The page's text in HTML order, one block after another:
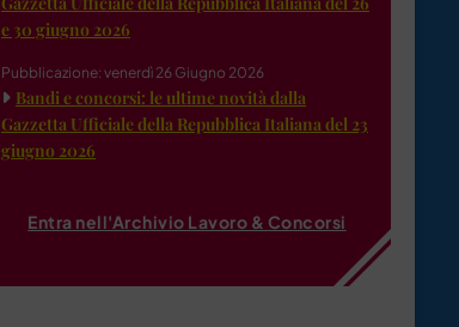
e 30 giugno 2026
Pubblicazione: venerdì 26 Giugno 2026
Bandi e concorsi: le ultime novità dalla
Gazzetta Ufficiale della Repubblica Italiana del 23
giugno 2026
Entra nell'Archivio Lavoro & Concorsi